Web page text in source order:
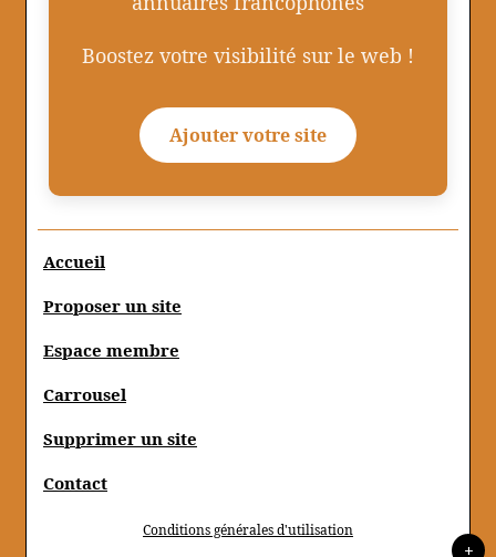
Boostez votre visibilité sur le web !
Ajouter votre site
Accueil
Proposer un site
Espace membre
Carrousel
Supprimer un site
Contact
Conditions générales d'utilisation
+